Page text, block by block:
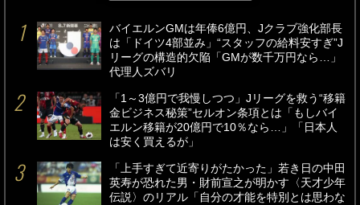
バイエルンGMは年俸6億円、Jクラブ強化部長
は「ドイツ4部並み」“スタッフの給料安すぎ”J
リーグの構造的欠陥「GMが数千万円なら…」
代理人ズバリ
「1～3億円で我慢しつつ」Jリーグを救う“移籍
金ビジネス秘策”セルオン条項とは「もしバイ
エルン移籍が20億円で10％なら…」「日本人
は安く買えるが」
「上手すぎて近寄りがたかった」若き日の中田
英寿が恐れた男・財前宣之が明かす〈天才少年
伝説〉のリアル「自分の才能を特別とは思わな